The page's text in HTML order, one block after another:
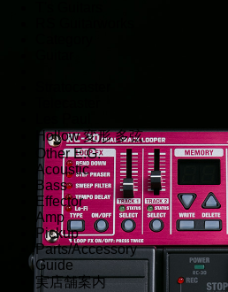
Hollow 変形 多弦
Other E.G.
Acoustic
Bass
Effector
Amp
Pickup
Parts/Accessory
Guide
実店舗案内